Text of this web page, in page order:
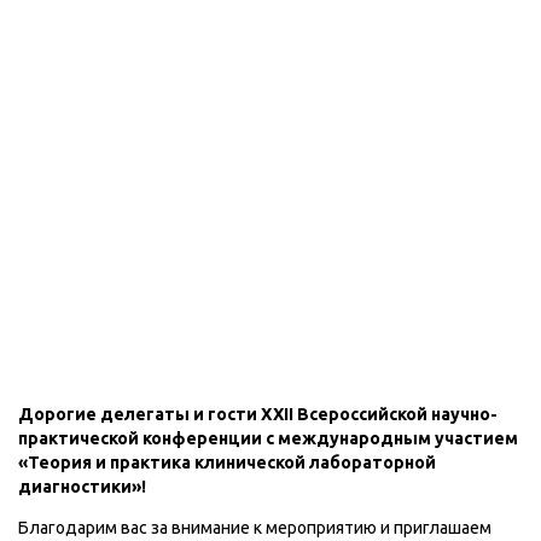
Дорогие делегаты и гости XXII Всероссийской научно-
практической конференции с международным участием
«Теория и практика клинической лабораторной
диагностики»!
Благодарим вас за внимание к мероприятию и приглашаем